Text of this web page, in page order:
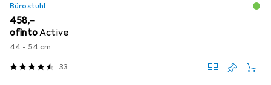
Bürostuhl
EUR
458,–
ofintoActive
44 - 54 cm
33